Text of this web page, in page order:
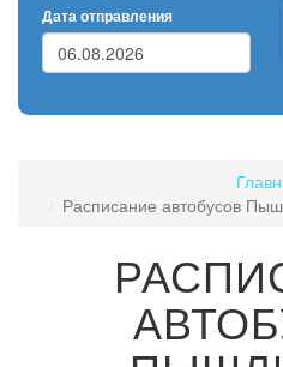
Дата отправления
Расписание автобусов